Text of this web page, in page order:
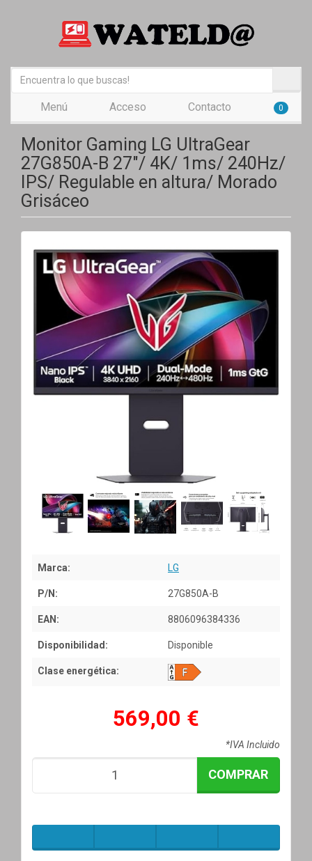
Menú Acceso Contacto 0
Monitor Gaming LG UltraGear
27G850A-B 27"/ 4K/ 1ms/ 240Hz/
IPS/ Regulable en altura/ Morado
Grisáceo
Marca: LG
P/N: 27G850A-B
EAN: 8806096384336
Disponibilidad: Disponible
Clase energética:
569,00 €
*IVA Incluido
COMPRAR